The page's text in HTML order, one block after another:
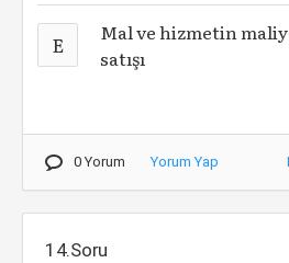
E
Mal ve hizmetin
satışı
0 Yorum Yorum Yap
14.Soru